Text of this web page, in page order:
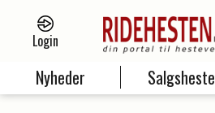
Login
Nyheder Salgsheste